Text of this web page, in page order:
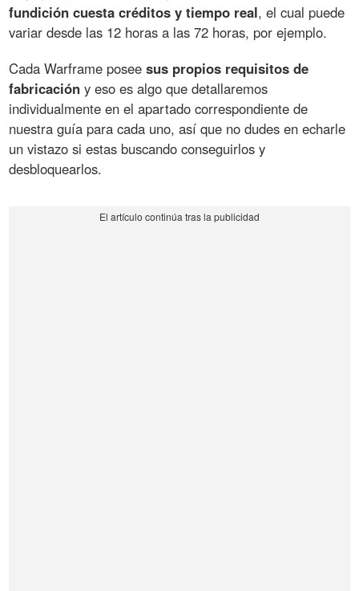
fundición cuesta créditos y tiempo real, el cual puede
variar desde las 12 horas a las 72 horas, por ejemplo.
Cada Warframe poseesus propios requisitos de
fabricación y eso es algo que detallaremos
individualmente en el apartado correspondiente de
nuestra guía para cada uno, así que no dudes en echarle
un vistazo si estas buscando conseguirlos y
desbloquearlos.